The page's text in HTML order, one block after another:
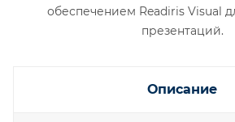
обеспечением Readiris Visual
презентаций.
Описание